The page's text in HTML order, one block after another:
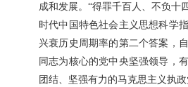
成和发展。“得罪千百人、不负十
时代中国特色社会主义思想科学
兴衰历史周期率的第二个答案，
同志为核心的党中央坚强领导，
团结、坚强有力的马克思主义执政